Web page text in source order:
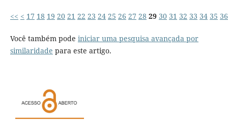
<< < 17 18 19 20 21 22 23 24 25 26 27 28 29 30 31 32 33 34 35 36
Você também pode iniciar uma pesquisa avançada por
similaridade para este artigo.